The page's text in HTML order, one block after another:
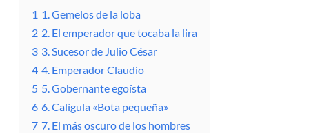
1 1. Gemelos de la loba
2 2. El emperador que tocaba la lira
3 3. Sucesor de Julio César
4 4. Emperador Claudio
5 5. Gobernante egoísta
6 6. Calígula «Bota pequeña»
7 7. El más oscuro de los hombres